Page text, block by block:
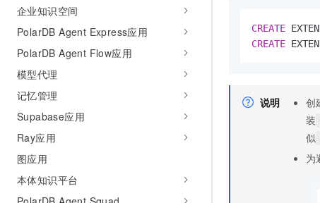
企业知识空间
PolarDB Agent Express应用
PolarDB Agent Flow应用
模型代理
记忆管理
Supabase应用
Ray应用
图应用
本体知识平台
CREATE
CREATE
说明 创
装
似
为
10 分钟在聊天系统中增
专有云